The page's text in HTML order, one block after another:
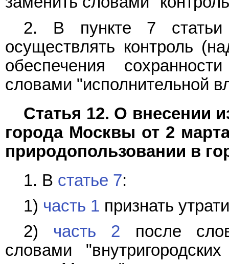
2. В пункте 7
осуществлять контроль
обеспечения
словами "исполнительной
Статья 12. О внесении
города Москвы от 2
природопользовании в
1. В статье 7:
1) часть 1 признать
2) часть 2 после
словами